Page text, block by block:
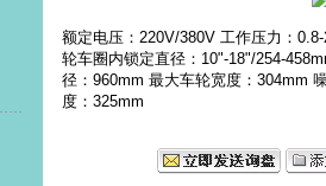
额定电压：220V/380V 工作压力：
轮车圈内锁定直径：10"-18"/254-
径：960mm 最大车轮宽度：304mm
度：325mm